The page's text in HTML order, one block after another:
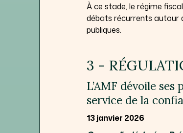
À ce stade, le régime
débats récurrents autour
publiques.
3 -
L’AMF dévoile
service de la
13 janvier 2026